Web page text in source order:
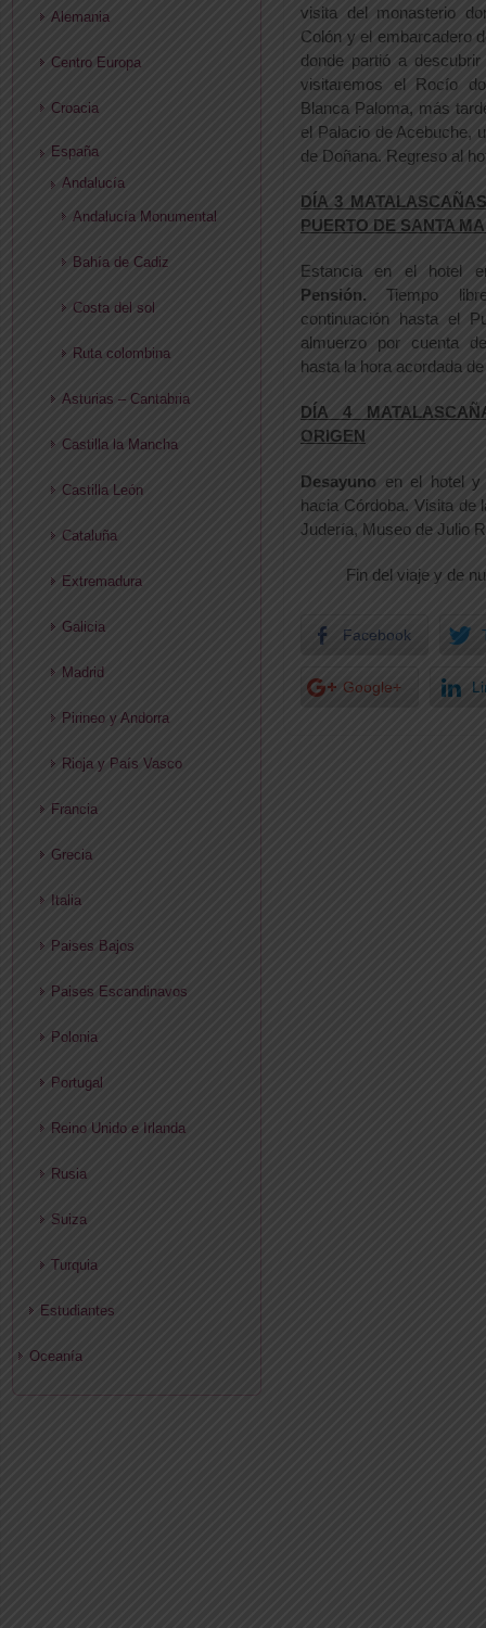
Alemania
Centro Europa
Croacia
España
Andalucía
Andalucía Monumental
Bahía de Cadiz
Costa del sol
Ruta colombina
Asturias – Cantabria
Castilla la Mancha
Castilla León
Cataluña
Extremadura
Galicia
Madrid
Pirineo y Andorra
Rioja y País Vasco
Francia
Grecia
Italia
Paises Bajos
Paises Escandinavos
Polonia
Portugal
Reino Unido e Irlanda
Rusia
Suiza
Turquia
Estudiantes
Oceanía
visita del monasterio
Colón y el embarcadero
donde partió a
visitaremos el Rocío
Blanca Paloma, más
el Palacio de Acebuche,
de Doñana. Regreso al
DÍA 3
PUERTO DE SANTA
Estancia en el hotel
Pensión.Tiempo
continuación hasta el
almuerzo por cuenta
hasta la hora acordada
DÍA 4
ORIGEN
Desayuno en el hotel y
hacia Córdoba. Visita de
Judería, Museo de Julio
Fin del viaje y de
Facebook
Google+